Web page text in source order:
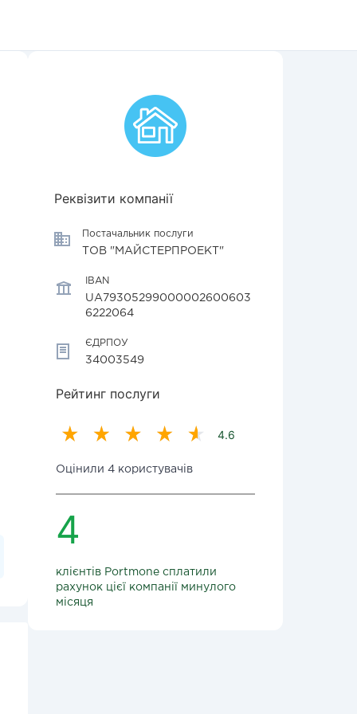
Реквізити компанії
Постачальник послуги
ТОВ "МАЙСТЕРПРОЕКТ"
IBAN
UA79305299000002600603
6222064
ЄДРПОУ
34003549
Рейтинг послуги
4.6
Оцінили 4 користувачів
4
клієнтів Portmone сплатили
рахунок цієї компанії минулого
місяця